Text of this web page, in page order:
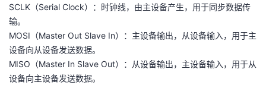
藏
SCLK（Serial Clock）：时钟线，由主设备产生，用于同步数据传
输。
MOSI（Master Out Slave In）：主设备输出，从设备输入，用于主
设备向从设备发送数据。
MISO（Master In Slave Out）：从设备输出，主设备输入，用于从
设备向主设备发送数据。